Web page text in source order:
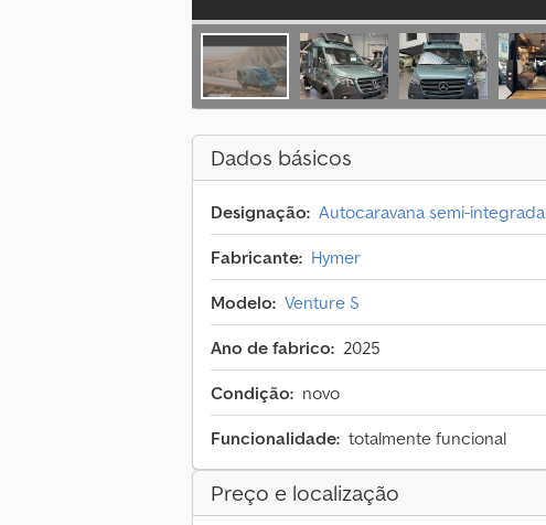
Dados básicos
Designação: Autocaravana semi-integrada
Fabricante: Hymer
Modelo: Venture S
Ano de fabrico: 2025
Condição: novo
Funcionalidade: totalmente funcional
Preço e localização